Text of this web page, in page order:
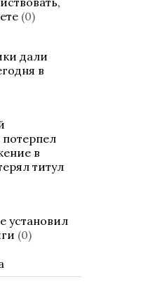
(0)
дали
в
в
титул
установил
(0)